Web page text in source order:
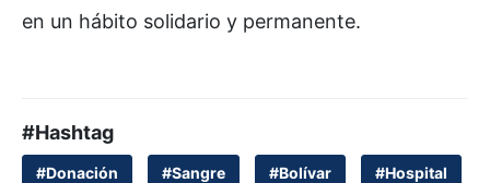
en un hábito solidario y permanente.
#Hashtag
#Donación #Sangre #Bolívar #Hospital